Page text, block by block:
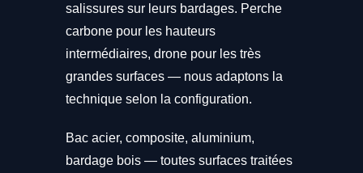
salissures sur leurs bardages. Perche
carbone pour les hauteurs
intermédiaires, drone pour les très
grandes surfaces — nous adaptons la
technique selon la configuration.
Bac acier, composite, aluminium,
bardage bois — toutes surfaces traitées